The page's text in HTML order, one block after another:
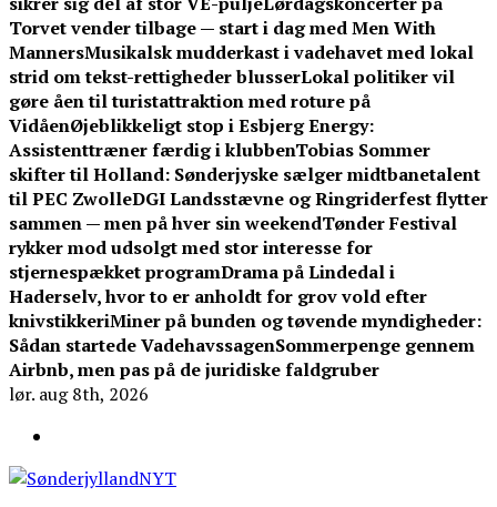
Torvet vender tilbage — start i dag med Men With
MannersMusikalsk mudderkast i vadehavet med lokal
strid om tekst-rettigheder blusserLokal politiker vil
gøre åen til turistattraktion med roture på
VidåenØjeblikkeligt stop i Esbjerg Energy:
Assistenttræner færdig i klubbenTobias Sommer
skifter til Holland: Sønderjyske sælger midtbanetalent
til PEC ZwolleDGI Landsstævne og Ringriderfest flytter
sammen — men på hver sin weekendTønder Festival
rykker mod udsolgt med stor interesse for
stjernespækket programDrama på Lindedal i
Haderselv, hvor to er anholdt for grov vold efter
knivstikkeriMiner på bunden og tøvende myndigheder:
Sådan startede VadehavssagenSommerpenge gennem
Airbnb, men pas på de juridiske faldgruber
lør. aug 8th, 2026